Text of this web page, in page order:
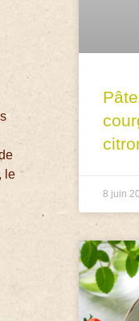
le
8 juin